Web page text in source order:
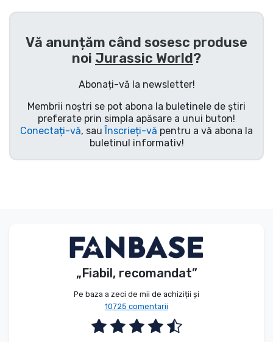
Vă anunțăm când sosesc produse
noi Jurassic World?
Abonați-vă la newsletter!
Membrii noștri se pot abona la buletinele de știri
preferate prin simpla apăsare a unui buton!
Conectați-vă, sauÎnscrieți-vă pentru a vă abona la
buletinul informativ!
„Fiabil, recomandat”
Pe baza a zeci de mii de achiziții și
10725 comentarii
Sortare după sport
Sortare după muzică
Tipuri de produse
Mărci